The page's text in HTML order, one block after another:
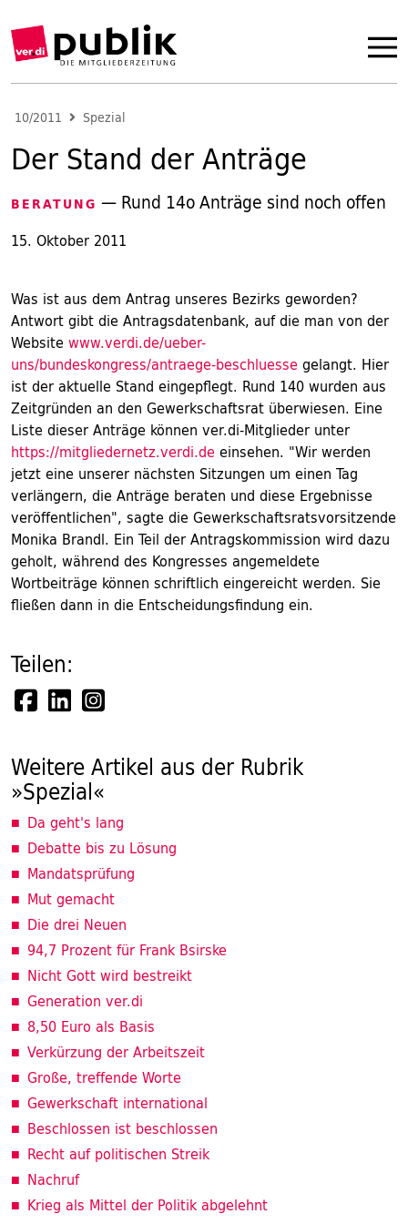
10/2011 Spezial
Der Stand der Anträge
BERATUNG — Rund 14o Anträge sind noch offen
15. Oktober 2011
Was ist aus dem Antrag unseres Bezirks geworden?
Antwort gibt die Antragsdatenbank, auf die man von der
Website www.verdi.de/ueber-
uns/bundeskongress/antraege-beschluesse gelangt. Hier
ist der aktuelle Stand eingepflegt. Rund 140 wurden aus
Zeitgründen an den Gewerkschaftsrat überwiesen. Eine
Liste dieser Anträge können ver.di-Mitglieder unter
https://mitgliedernetz.verdi.de einsehen. "Wir werden
jetzt eine unserer nächsten Sitzungen um einen Tag
verlängern, die Anträge beraten und diese Ergebnisse
veröffentlichen", sagte die Gewerkschaftsratsvorsitzende
Monika Brandl. Ein Teil der Antragskommission wird dazu
geholt, während des Kongresses angemeldete
Wortbeiträge können schriftlich eingereicht werden. Sie
fließen dann in die Entscheidungsfindung ein.
Teilen:
Weitere Artikel aus der Rubrik
»Spezial«
Da geht's lang
Debatte bis zu Lösung
Mandatsprüfung
Mut gemacht
Die drei Neuen
94,7 Prozent für Frank Bsirske
Nicht Gott wird bestreikt
Generation ver.di
8,50 Euro als Basis
Verkürzung der Arbeitszeit
Große, treffende Worte
Gewerkschaft international
Beschlossen ist beschlossen
Recht auf politischen Streik
Nachruf
Krieg als Mittel der Politik abgelehnt